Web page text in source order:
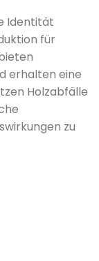
Identität
für
erhalten eine
Holzabfälle
zu